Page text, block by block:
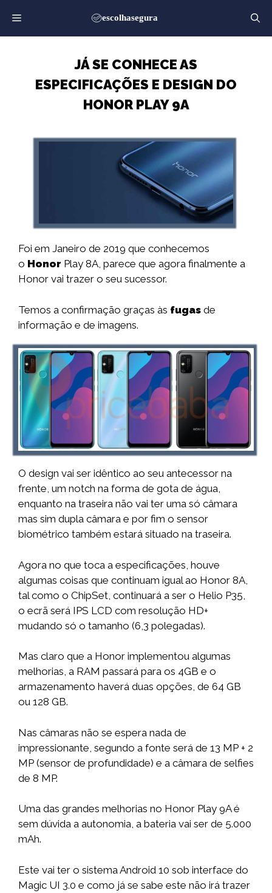
para
o
JÁ SE CONHECE AS
ESPECIFICAÇÕES E DESIGN DO
HONOR PLAY 9A
Foi em Janeiro de 2019 que conhecemos
o Honor Play 8A, parece que agora finalmente a
Honor vai trazer o seu sucessor.
Temos a confirmação graças às fugas de
informação e de imagens.
O design vai ser idêntico ao seu antecessor na
frente, um notch na forma de gota de água,
enquanto na traseira não vai ter uma só câmara
mas sim dupla câmara e por fim o sensor
biométrico também estará situado na traseira.
Agora no que toca a especificações, houve
algumas coisas que continuam igual ao Honor 8A,
tal como o ChipSet, continuará a ser o Helio P35,
o ecrã será IPS LCD com resolução HD+
mudando só o tamanho (6,3 polegadas).
Mas claro que a Honor implementou algumas
melhorias, a RAM passará para os 4GB e o
armazenamento haverá duas opções, de 64 GB
ou 128 GB.
Nas câmaras não se espera nada de
impressionante, segundo a fonte será de 13 MP + 2
MP (sensor de profundidade) e a câmara de selfies
de 8 MP.
Uma das grandes melhorias no Honor Play 9A é
sem dúvida a autonomia, a bateria vai ser de 5.000
mAh.
Este vai ter o sistema Android 10 sob interface do
Magic UI 3.0 e como já se sabe este não irá trazer